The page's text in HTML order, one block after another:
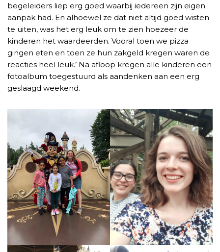
begeleiders liep erg goed waarbij iedereen zijn eigen
aanpak had. En alhoewel ze dat niet altijd goed wisten
te uiten, was het erg leuk om te zien hoezeer de
kinderen het waardeerden. Vooral toen we pizza
gingen eten en toen ze hun zakgeld kregen waren de
reacties heel leuk.’ Na afloop kregen alle kinderen een
fotoalbum toegestuurd als aandenken aan een erg
geslaagd weekend.